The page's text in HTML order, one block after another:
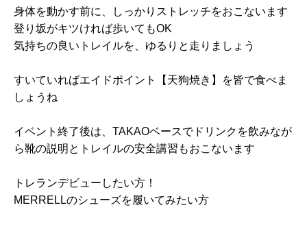
身体を動かす前に、しっかりストレッチをおこないます
登り坂がキツければ歩いてもOK
気持ちの良いトレイルを、ゆるりと走りましょう
すいていればエイドポイント【天狗焼き】を皆で食べま
しょうね
イベント終了後は、TAKAOベースでドリンクを飲みなが
ら靴の説明とトレイルの安全講習もおこないます
トレランデビューしたい方！
MERRELLのシューズを履いてみたい方